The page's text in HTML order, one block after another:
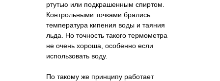
ртутью или подкрашенным спиртом.
Контрольными точками брались
температура кипения воды и таяния
льда. Но точность такого термометра
не очень хороша, особенно если
использовать воду.
По такому же принципу работает